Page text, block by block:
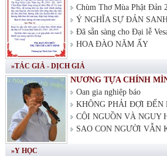
Chùm Thơ Mùa Phật Đản
Ý NGHĨA SỰ ĐẢN
Đã sẵn sàng cho Đại lễ
HOA ĐÀO NĂM ẤY
»TÁC GIẢ - DỊCH GIẢ
NƯƠNG TỰA CHÍNH
Oan gia nghiệp báo
KHÔNG PHẢI ĐỢI ĐẾN
CỘI NGUỒN VÀ NGUY
SAO CON NGƯỜI VẪN
»Y HỌC